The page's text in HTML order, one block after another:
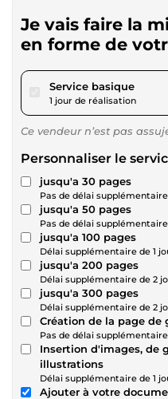
Je vais faire la
en forme de
Service basiquepour
1 jour de réalisation
Ce vendeur n’est pas
Personnaliser le
jusqu'a 30 pages
Pas de délai supplémentaire
jusqu'a 50 pages
Pas de délai supplémentaire
jusqu'a 100 pages
Délai supplémentaire de 1
jusqu'a 200 pages
Délai supplémentaire de 2
jusqu'a 300 pages
Délai supplémentaire de 2
Création de la page de
Pas de délai supplémentaire
Insertion d'images, de
illustrations
Délai supplémentaire de 1
Ajouter à votre